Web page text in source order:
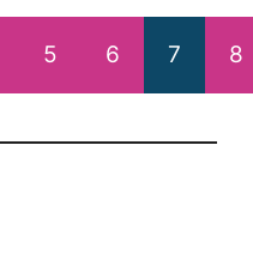
5 6 7 8